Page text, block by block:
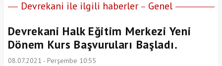
Devrekani ile ilgili haberler Genel
Devrekani Halk Eğitim Merkezi Yeni
Dönem Kurs Başvuruları Başladı.
08.07.2021 - Perşembe 10:55